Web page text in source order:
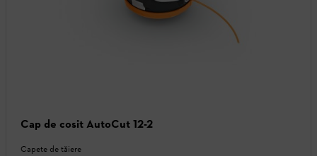
Cap de cosit AutoCut 12-2
Capete de tăiere